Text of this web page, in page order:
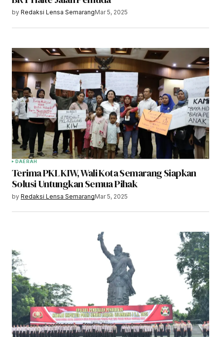
by Redaksi Lensa SemarangMar 5, 2025
DAERAH
Terima PKL KIW, Wali Kota Semarang Siapkan
Solusi Untungkan Semua Pihak
by Redaksi Lensa SemarangMar 5, 2025